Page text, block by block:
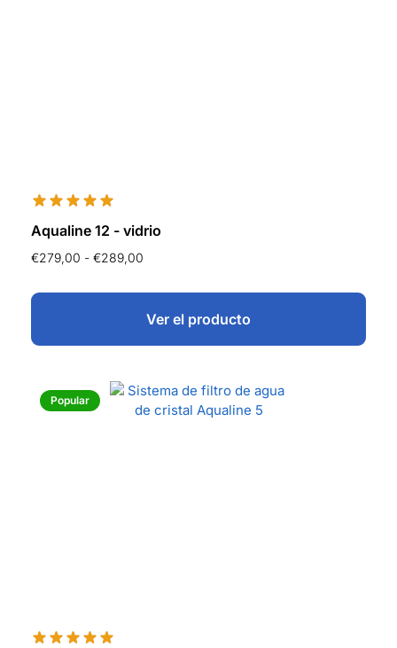
Aqualine 12 - vidrio
€279,00 - €289,00
Ver el producto
Popular